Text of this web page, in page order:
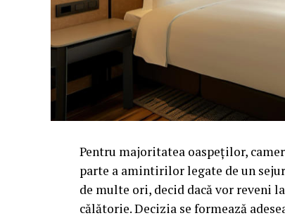
Pentru majoritatea oaspeților,
parte a amintirilor legate de un
de multe ori, decid dacă vor reveni
călătorie. Decizia se formează